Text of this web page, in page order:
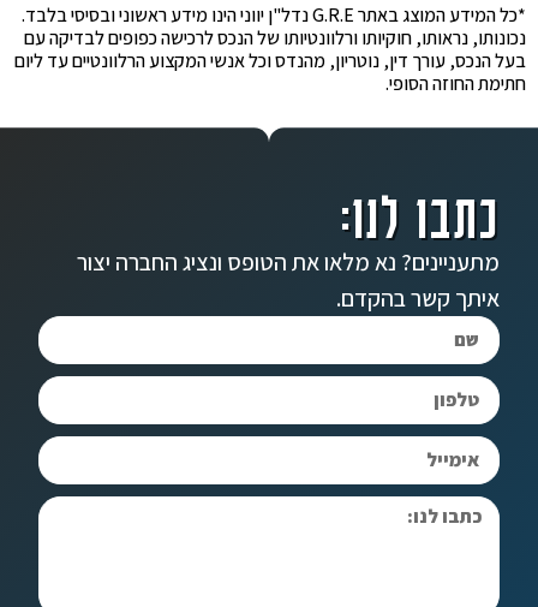
*כל המידע המוצג באתר G.R.E נדל"ן יווני הינו מידע ראשוני ובסיסי בלבד.
נכונותו, נראותו, חוקיותו ורלוונטיותו של הנכס לרכישה כפופים לבדיקה עם
בעל הנכס, עורך דין, נוטריון, מהנדס וכל אנשי המקצוע הרלוונטיים עד ליום
חתימת החוזה הסופי.
כתבו לנו:
מתעניינים? נא מלאו את הטופס ונציג החברה יצור
איתך קשר בהקדם.